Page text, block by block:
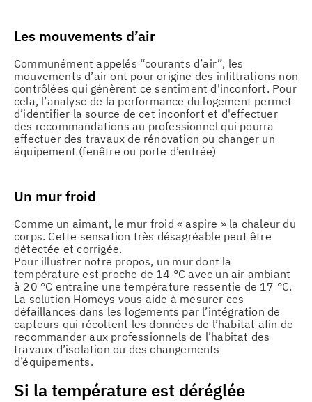
Les mouvements d’air
Communément appelés “courants d’air”, les
mouvements d’air ont pour origine des infiltrations non
contrôlées qui génèrent ce sentiment d'inconfort. Pour
cela, l’analyse de la performance du logement permet
d’identifier la source de cet inconfort et d'effectuer
des recommandations au professionnel qui pourra
effectuer des travaux de rénovation ou changer un
équipement (fenêtre ou porte d’entrée)
Un mur froid
Comme un aimant, le mur froid « aspire » la chaleur du
corps. Cette sensation très désagréable peut être
détectée et corrigée.
Pour illustrer notre propos, un mur dont la
température est proche de 14 °C avec un air ambiant
à 20 °C entraîne une température ressentie de 17 °C.
La solution Homeys vous aide à mesurer ces
défaillances dans les logements par l’intégration de
capteurs qui récoltent les données de l’habitat afin de
recommander aux professionnels de l’habitat des
travaux d’isolation ou des changements
d’équipements.
Si la température est déréglée